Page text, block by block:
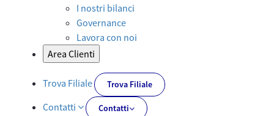
I nostri bilanci
Governance
Lavora con noi
Area Clienti
Trova Filiale Trova Filiale
Contatti Contatti